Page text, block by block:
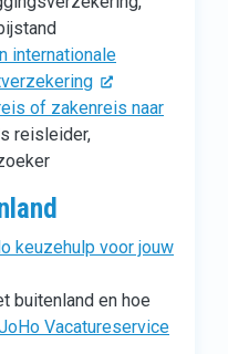
internationale
of zakenreis naar
reisleider,
keuzehulp voor jouw
buitenland en hoe
Vacatureservice